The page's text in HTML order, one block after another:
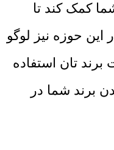
کمک کند تا
این حوزه نیز لوگو
برند تان استفاده
برند شما در